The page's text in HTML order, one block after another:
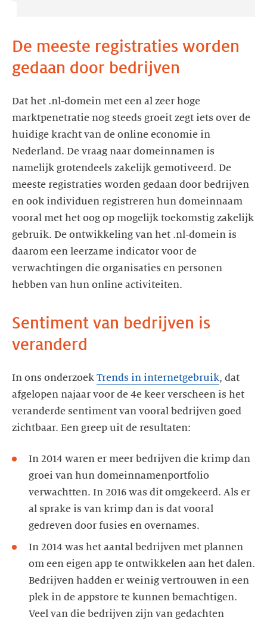
De meeste registraties worden
gedaan door bedrijven
Dat het .nl-domein met een al zeer hoge
marktpenetratie nog steeds groeit zegt iets over de
huidige kracht van de online economie in
Nederland. De vraag naar domeinnamen is
namelijk grotendeels zakelijk gemotiveerd. De
meeste registraties worden gedaan door bedrijven
en ook individuen registreren hun domeinnaam
vooral met het oog op mogelijk toekomstig zakelijk
gebruik. De ontwikkeling van het .nl-domein is
daarom een leerzame indicator voor de
verwachtingen die organisaties en personen
hebben van hun online activiteiten.
Sentiment van bedrijven is
veranderd
In ons onderzoek Trends in internetgebruik, dat
afgelopen najaar voor de 4e keer verscheen is het
veranderde sentiment van vooral bedrijven goed
zichtbaar. Een greep uit de resultaten:
In 2014 waren er meer bedrijven die krimp dan
groei van hun domeinnamenportfolio
verwachtten. In 2016 was dit omgekeerd. Als er
al sprake is van krimp dan is dat vooral
gedreven door fusies en overnames.
In 2014 was het aantal bedrijven met plannen
om een eigen app te ontwikkelen aan het dalen.
Bedrijven hadden er weinig vertrouwen in een
plek in de appstore te kunnen bemachtigen.
Veel van die bedrijven zijn van gedachten